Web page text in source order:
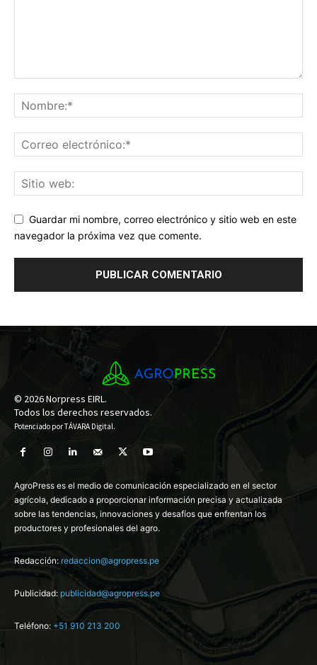
Guardar mi nombre, correo electrónico y sitio web en este
navegador la próxima vez que comente.
© 2026 Norpress EIRL.
Todos los derechos reservados.
Potenciado porTÁVARA Digital.
AgroPress es el medio de comunicación especializado en el sector
agrícola, dedicado a proporcionar información precisa y actualizada
sobre las tendencias, innovaciones y desafíos que enfrentan los
productores y profesionales del agro.
Redacción: redaccion@agropress.pe
Publicidad: publicidad@agropress.pe
Teléfono: +51 910 213 200